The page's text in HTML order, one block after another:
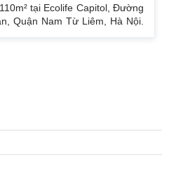
tại Ecolife Capitol, Đường
Quận Nam Từ Liêm, Hà Nội.